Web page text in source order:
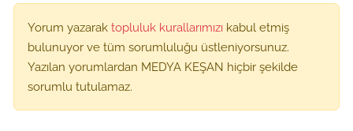
Yorum yazarak topluluk kurallarımızı kabul etmiş
bulunuyor ve tüm sorumluluğu üstleniyorsunuz.
Yazılan yorumlardan MEDYA KEŞAN hiçbir şekilde
sorumlu tutulamaz.